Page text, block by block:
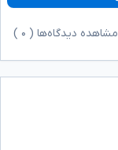
مشاهده دیدگاه‌ها ( ۰